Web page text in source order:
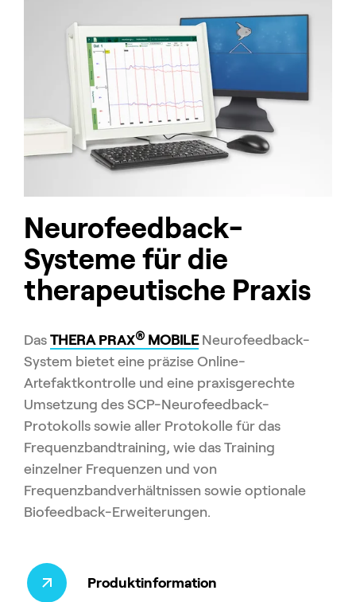
Neurofeedback-
Systeme für die
therapeutische Praxis
Das THERA PRAX® MOBILENeurofeedback-
System bietet eine präzise Online-
Artefaktkontrolle und eine praxisgerechte
Umsetzung des SCP-Neurofeedback-
Protokolls sowie aller Protokolle für das
Frequenzbandtraining, wie das Training
einzelner Frequenzen und von
Frequenzbandverhältnissen sowie optionale
Biofeedback-Erweiterungen.
Produktinformation